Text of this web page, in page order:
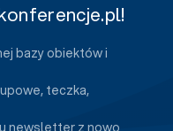
bazy obiektów i
teczka,